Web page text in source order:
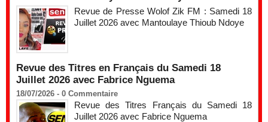
Revue de Presse Wolof Zik FM : Samedi 18
Juillet 2026 avec Mantoulaye Thioub Ndoye
Revue des Titres en Français du Samedi 18
Juillet 2026 avec Fabrice Nguema
18/07/2026 - 0 Commentaire
Revue des Titres Français du Samedi 18
Juillet 2026 avec Fabrice Nguema